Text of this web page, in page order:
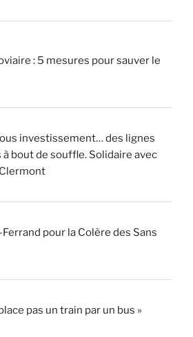
: 5 mesures pour sauver le
investissement… des lignes
bout de souffle. Solidaire avec
pour la Colère des Sans
pas un train par un bus »